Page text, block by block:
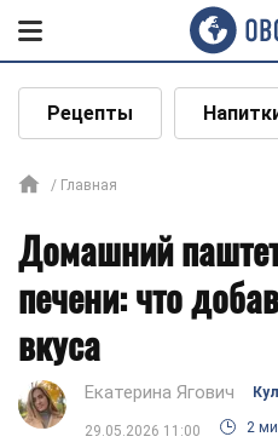
Рецепты
Главная
Домашний
печени: что
вкуса
Екатерина Ягович
29.05.2026 11:00 2